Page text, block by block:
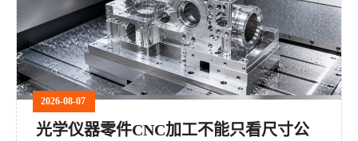
2026-08-07
光学仪器零件CNC加工不能只看尺寸公